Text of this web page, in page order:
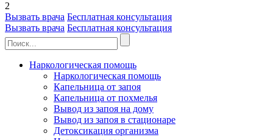
2
Вызвать врача Бесплатная консультация
Вызвать врача Бесплатная консультация
Наркологическая помощь
Наркологическая помощь
Капельница от запоя
Капельница от похмелья
Вывод из запоя на дому
Вывод из запоя в стационаре
Детоксикация организма